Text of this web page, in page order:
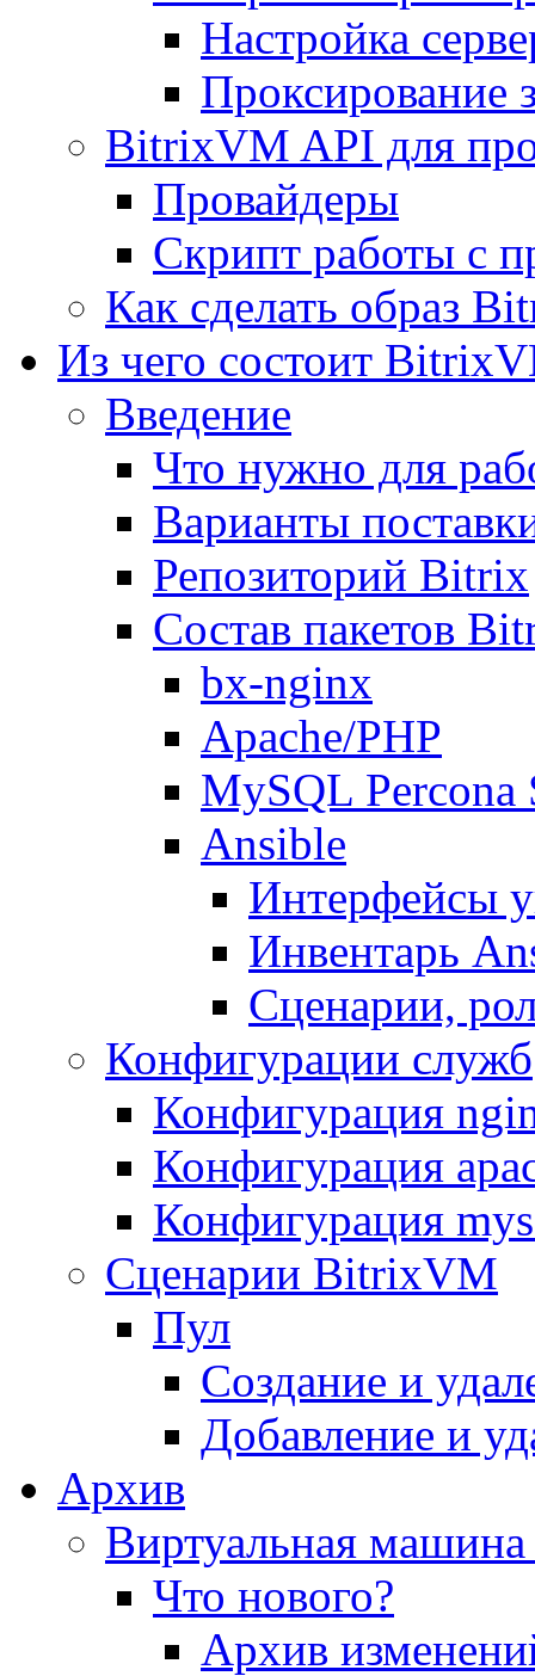
Настройка
Проксирование
BitrixVM API для
Провайдеры
Скрипт работы с
Как сделать образ
Из чего состоит
Введение
Что нужно для
Варианты
Репозиторий Bitrix
Состав пакетов
bx-nginx
Apache/PHP
MySQL Percona
Ansible
Интерфейсы
Инвентарь
Сценарии,
Конфигурации служб
Конфигурация
Конфигурация
Конфигурация
Сценарии BitrixVM
Пул
Создание и
Добавление и
Архив
Виртуальная
Что нового?
Архив